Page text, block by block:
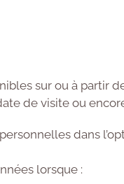
sur ou à partir
de visite ou
dans
lorsque :